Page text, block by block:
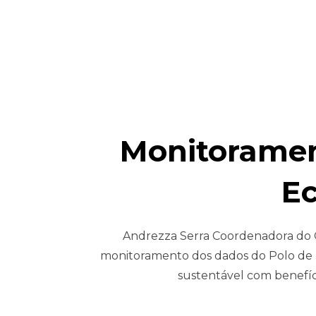
Andrezza Serra Coordenadora
monitoramento dos dados do Polo
sustentável com